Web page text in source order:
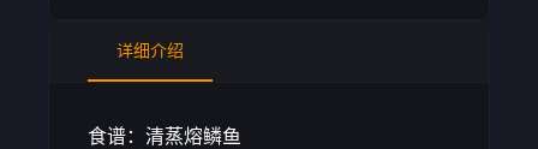
详细介绍
食谱：清蒸熔鳞鱼